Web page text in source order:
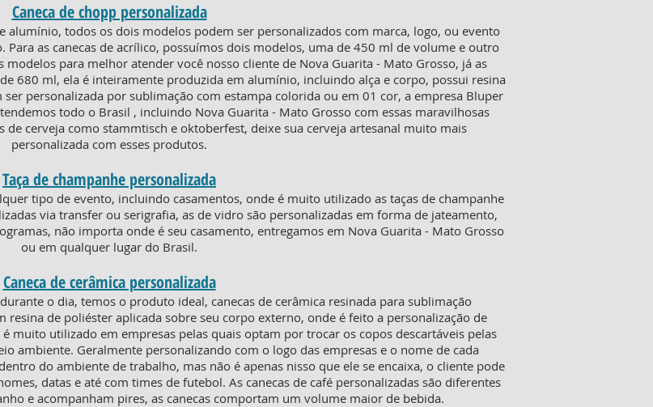
Caneca de chopp personalizada
alumínio, todos os dois modelos podem ser personalizados com marca, logo, ou evento
Para as canecas de acrílico, possuímos dois modelos, uma de 450 ml de volume e outro
para melhor atender você nosso cliente de Nova Guarita - Mato Grosso, já as
680 ml, ela é inteiramente produzida em alumínio, incluindo alça e corpo, possui resina
personalizada por sublimação com estampa colorida ou em 01 cor, a empresa Bluper
todo o Brasil , incluindo Nova Guarita - Mato Grosso com essas maravilhosas
de cerveja como stammtisch e oktoberfest, deixe sua cerveja artesanal muito mais
personalizada com esses produtos.
Taça de champanhe personalizada
tipo de evento, incluindo casamentos, onde é muito utilizado as taças de champanhe
via transfer ou serigrafia, as de vidro são personalizadas em forma de jateamento,
não importa onde é seu casamento, entregamos em Nova Guarita - Mato Grosso
ou em qualquer lugar do Brasil.
Caneca de cerâmica personalizada
o dia, temos o produto ideal, canecas de cerâmica resinada para sublimação
de poliéster aplicada sobre seu corpo externo, onde é feito a personalização de
muito utilizado em empresas pelas quais optam por trocar os copos descartáveis pelas
ambiente. Geralmente personalizando com o logo das empresas e o nome de cada
do ambiente de trabalho, mas não é apenas nisso que ele se encaixa, o cliente pode
datas e até com times de futebol. As canecas de café personalizadas são diferentes
e acompanham pires, as canecas comportam um volume maior de bebida.